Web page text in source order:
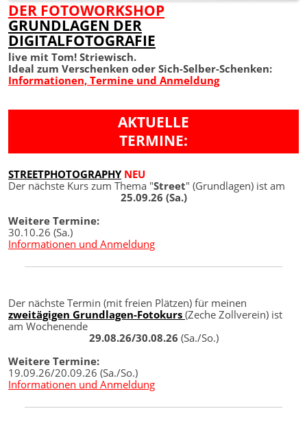
DER FOTOWORKSHOP
GRUNDLAGEN DER
DIGITALFOTOGRAFIE
live mit Tom! Striewisch.
Ideal zum Verschenken oder Sich-Selber-Schenken:
Informationen, Termine und Anmeldung
AKTUELLE
TERMINE:
STREETPHOTOGRAPHY NEU
Der nächste Kurs zum Thema "Street" (Grundlagen) ist am
25.09.26 (Sa.)
Weitere Termine:
30.10.26 (Sa.)
Informationen und Anmeldung
Der nächste Termin (mit freien Plätzen) für meinen
zweitägigen Grundlagen-Fotokurs (Zeche Zollverein) ist
am Wochenende
29.08.26/30.08.26 (Sa./So.)
Weitere Termine:
19.09.26/20.09.26 (Sa./So.)
Informationen und Anmeldung